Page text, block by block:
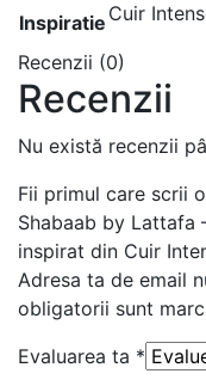
Inspiratie Cuir
Recenzii (0)
Recenzii
Nu există recenzii
Fii primul care scrii
Shabaab by Lattafa
inspirat din Cuir
Adresa ta de email
obligatorii sunt
Evaluarea ta *